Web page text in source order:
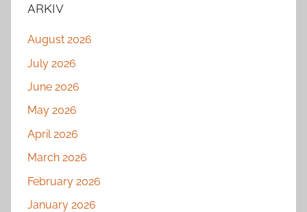
ARKIV
August 2026
July 2026
June 2026
May 2026
April 2026
March 2026
February 2026
January 2026